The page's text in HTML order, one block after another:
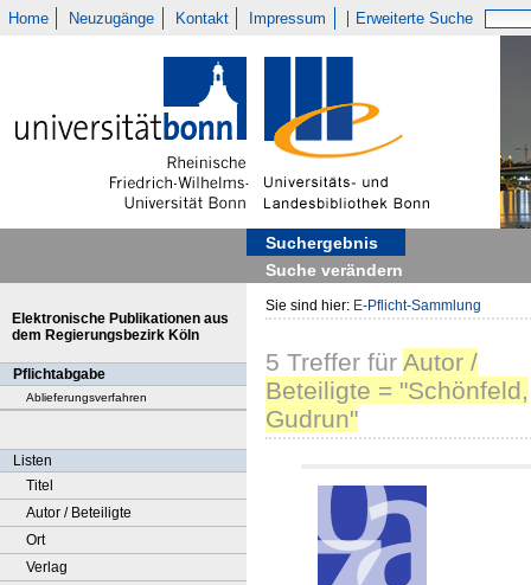
Home Neuzugänge Kontakt Impressum Erweiterte Suche
Suchergebnis
Suche verändern
Elektronische Publikationen aus
dem Regierungsbezirk Köln
Pflichtabgabe
Ablieferungsverfahren
Listen
Titel
Autor / Beteiligte
Ort
Verlag
Sie sind hier: E-Pflicht-Sammlung
5 Treffer für Autor /
Beteiligte = "Schönfeld,
Gudrun"